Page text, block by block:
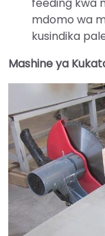
mdomo wa
kusindika
Mashine ya